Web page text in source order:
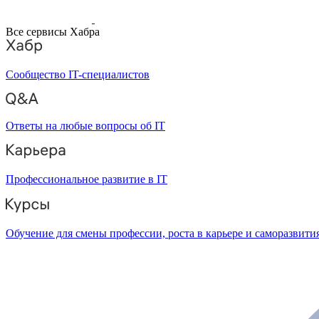
Все сервисы Хабра
Сообщество IT-специалистов
Ответы на любые вопросы об IT
Профессиональное развитие в IT
Обучение для смены профессии, роста в карьере и